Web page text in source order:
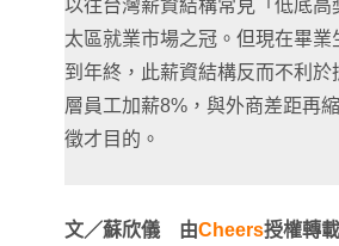
以往台灣薪資結構常見「低底
太區就業市場之冠。但現在畢
到年終，此薪資結構反而不利於
層員工加薪8%，與外商差距再
徵才目的。
文／蘇欣儀 由Cheers授權轉載